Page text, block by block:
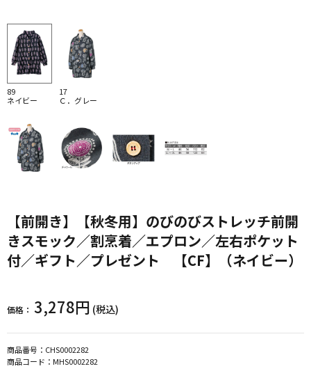
89
ネイビー
17
Ｃ．グレー
【前開き】【秋冬用】のびのびストレッチ前開
きスモック／割烹着／エプロン／左右ポケット
付／ギフト／プレゼント 【CF】（ネイビー）
価格： 3,278円 (税込)
商品番号： CHS0002282
商品コード： MHS0002282